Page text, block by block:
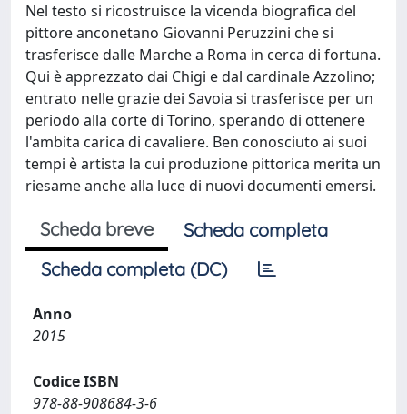
Nel testo si ricostruisce la vicenda biografica del
pittore anconetano Giovanni Peruzzini che si
trasferisce dalle Marche a Roma in cerca di fortuna.
Qui è apprezzato dai Chigi e dal cardinale Azzolino;
entrato nelle grazie dei Savoia si trasferisce per un
periodo alla corte di Torino, sperando di ottenere
l'ambita carica di cavaliere. Ben conosciuto ai suoi
tempi è artista la cui produzione pittorica merita un
riesame anche alla luce di nuovi documenti emersi.
Scheda breve
Scheda completa
Scheda completa (DC)
Anno
2015
Codice ISBN
978-88-908684-3-6